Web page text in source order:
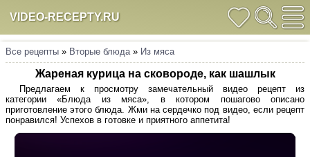
VIDEO-RECEPTY.RU
Все рецепты » Вторые блюда» Из мяса
Жареная курица на сковороде, как шашлык
Предлагаем к просмотру замечательный видео рецепт из
категории «Блюда из мяса», в котором пошагово описано
приготовление этого блюда. Жми на сердечко под видео, если рецепт
понравился! Успехов в готовке и приятного аппетита!